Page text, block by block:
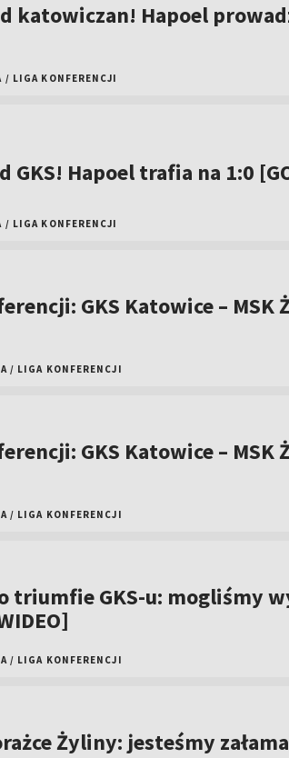
katowiczan! Hapoel
/ LIGA KONFERENCJI
GKS! Hapoel trafia na 1:0
/ LIGA KONFERENCJI
GKS Katowice – MSK
/ LIGA KONFERENCJI
GKS Katowice – MSK
/ LIGA KONFERENCJI
triumfie GKS-u: mogliśmy
/ LIGA KONFERENCJI
Żyliny: jesteśmy